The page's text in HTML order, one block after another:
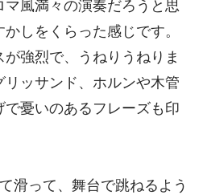
風満々の演奏だろうと思
しをくらった感じです。
強烈で、うねりうねりま
ッサンド、ホルンや木管
憂いのあるフレーズも印
滑って、舞台で跳ねるよう